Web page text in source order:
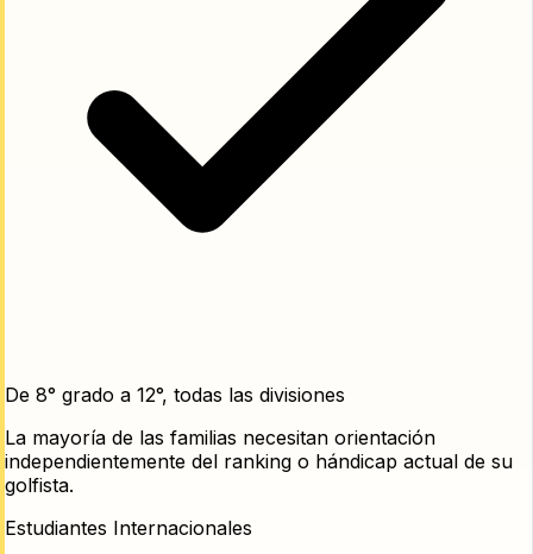
De 8° grado a 12°, todas las divisiones
La mayoría de las familias necesitan orientación
independientemente del ranking o hándicap actual de su
golfista.
Estudiantes Internacionales